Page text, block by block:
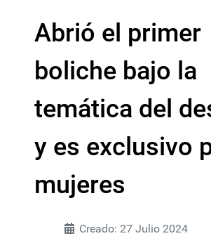
Abrió el primer
boliche bajo la
temática del
y es exclusivo
mujeres
Creado: 27 Julio 2024